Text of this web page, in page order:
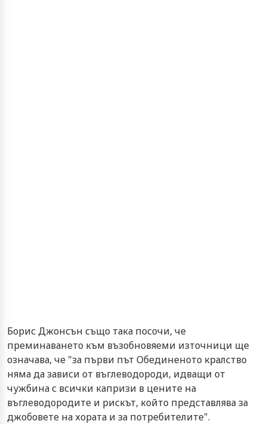
Борис Джонсън също така посочи, че
преминаването към възобновяеми източници ще
означава, че "за първи път Обединеното кралство
няма да зависи от въглеводороди, идващи от
чужбина с всички капризи в цените на
въглеводородите и рискът, който представлява за
джобовете на хората и за потребителите".